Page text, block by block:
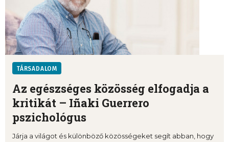
TÁRSADALOM
Az egészséges közösség elfogadja a
kritikát – Iñaki Guerrero
pszichológus
Járja a világot és különböző közösségeket segít abban, hogy